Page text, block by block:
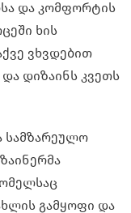
და კომფორტის
ხის
ვხვდებით
დიზაინს კვეთს
სამზარეულო
გამყოფი და